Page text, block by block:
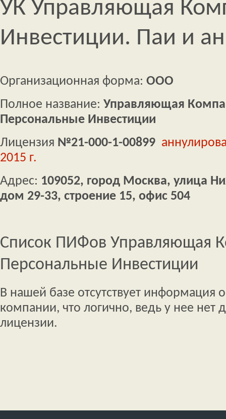
УК Управляющая
Инвестиции. Паи и
Организационная форма: ООО
Полное название: Управляющая
Персональные Инвестиции
Лицензия №21-000-1-00899
2015 г.
Адрес: 109052, город Москва, улица
дом 29-33, строение 15, офис 504
Список ПИФов Управляющая
Персональные Инвестиции
В нашей базе отсутствует информация
компании, что логично, ведь у нее нет
лицензии.